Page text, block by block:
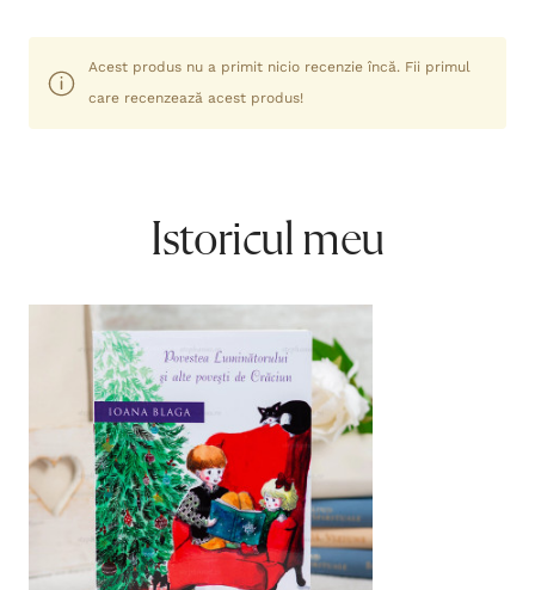
Acest produs nu a primit nicio recenzie încă. Fii primul
care recenzează acest produs!
Istoricul meu